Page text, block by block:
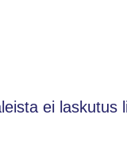
ei laskutus